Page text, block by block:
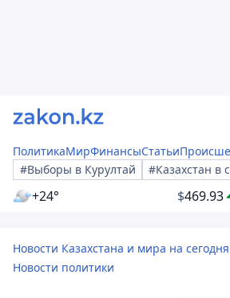
ПолитикаМирФинансыСтатьи
#Выборы в Курултай
#Казахстан в
+24° $469.93
Новости Казахстана и мира на сегодня
Новости политики